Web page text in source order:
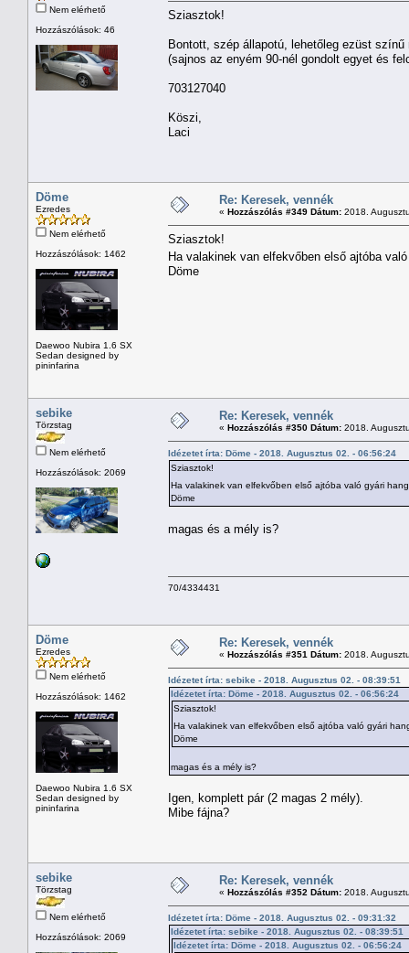
Nem elérhető
Hozzászólások: 46
Sziasztok!
Bontott, szép állapotú, lehetőleg ezüst
(sajnos az enyém 90-nél gondolt egyet és
703127040
Köszi,
Laci
Döme
Ezredes
Nem elérhető
Hozzászólások: 1462
Daewoo Nubira 1.6 SX
Sedan designed by
pininfarina
Re: Keresek, vennék
« Hozzászólás #349 Dátum: 2018.
Sziasztok!
Ha valakinek van elfekvőben első ajtóba
Döme
sebike
Törzstag
Nem elérhető
Hozzászólások: 2069
Re: Keresek, vennék
« Hozzászólás #350 Dátum: 2018.
Idézetet írta: Döme - 2018. Augusztus 02. - 06:56:24
Sziasztok!
Ha valakinek van elfekvőben első ajtóba való gyári
Döme
magas és a mély is?
70/4334431
Döme
Ezredes
Nem elérhető
Hozzászólások: 1462
Daewoo Nubira 1.6 SX
Sedan designed by
pininfarina
Re: Keresek, vennék
« Hozzászólás #351 Dátum: 2018.
Idézetet írta: sebike - 2018. Augusztus 02. - 08:39:51
Idézetet írta: Döme - 2018. Augusztus 02. - 06:56:24
Sziasztok!
Ha valakinek van elfekvőben első ajtóba való gyári
Döme
magas és a mély is?
Igen, komplett pár (2 magas 2 mély).
Mibe fájna?
sebike
Törzstag
Nem elérhető
Hozzászólások: 2069
Re: Keresek, vennék
« Hozzászólás #352 Dátum: 2018.
Idézetet írta: Döme - 2018. Augusztus 02. - 09:31:32
Idézetet írta: sebike - 2018. Augusztus 02. - 08:39:51
Idézetet írta: Döme - 2018. Augusztus 02. - 06:56:24